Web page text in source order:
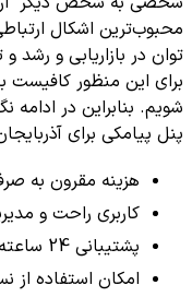
محبوب‌ترین اشکال
توان در بازاریابی و رشد
برای این منظور کافیست
شویم. بنابراین در ادامه
پنل پیامکی برای
هزینه مقرون به
کاربری راحت و
پشتیبانی 24 ساعته و ارائه خدمات پس از فروش
امکان استفاده از